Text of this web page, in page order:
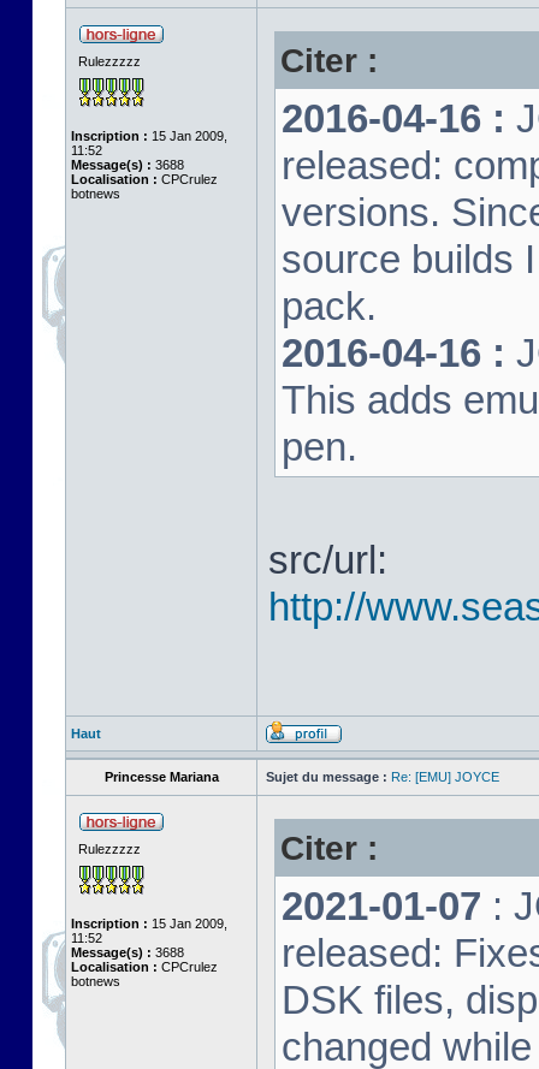
Rulezzzzz
Inscription : 15 Jan 2009,
11:52
Message(s) : 3688
Localisation : CPCrulez
botnews
Citer :
2016-04-16 :
released:
versions.
source builds
pack.
2016-04-16 :
This adds
pen.
src/url:
http://
Haut
Princesse Mariana Sujet du message : Re: [EMU] JOYCE
Rulezzzzz
Inscription : 15 Jan 2009,
11:52
Message(s) : 3688
Localisation : CPCrulez
botnews
Citer :
2021-01-07 :
released:
DSK files,
changed